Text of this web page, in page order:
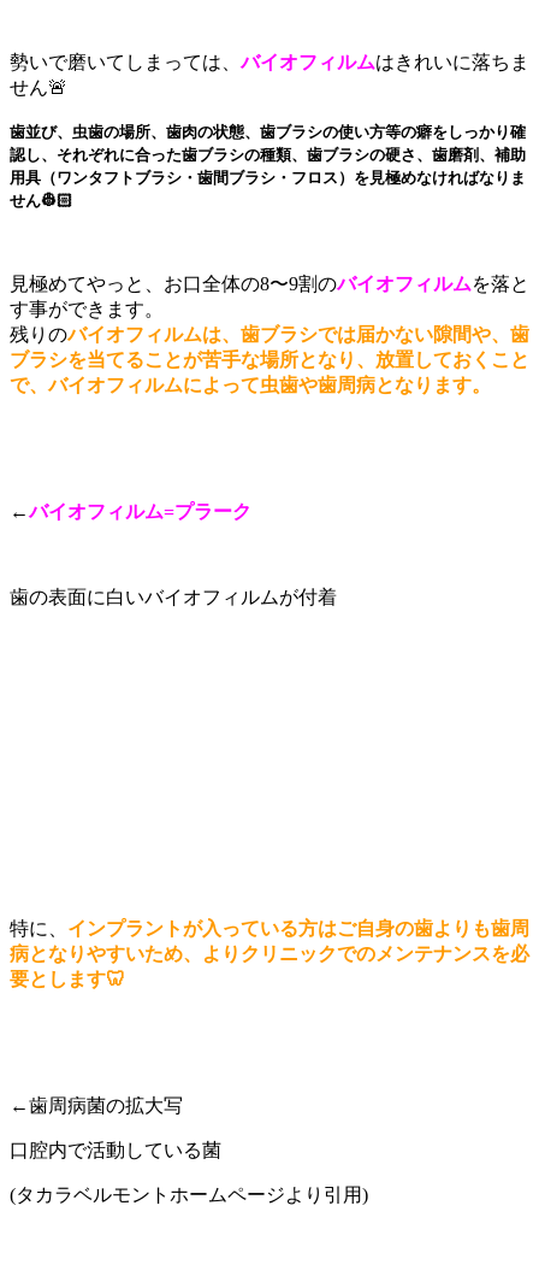
勢いで磨いてしまっては、バイオフィルムはきれいに落ちま
せん🚨
歯並び、虫歯の場所、歯肉の状態、歯ブラシの使い方等の癖をしっかり確
認し、それぞれに合った歯ブラシの種類、歯ブラシの硬さ、歯磨剤、補助
用具（ワンタフトブラシ・歯間ブラシ・フロス）を見極めなければなりま
せん👷🏻
見極めてやっと、お口全体の8〜9割のバイオフィルムを落と
す事ができます。
残りのバイオフィルムは、歯ブラシでは届かない隙間や、歯
ブラシを当てることが苦手な場所となり、放置しておくこと
で、バイオフィルムによって虫歯や歯周病となります。
←バイオフィルム=プラーク
歯の表面に白いバイオフィルムが付着
特に、 インプラントが入っている方はご自身の歯よりも歯周
病となりやすいため、よりクリニックでのメンテナンスを必
要とします🦷
←歯周病菌の拡大写
口腔内で活動している菌
(タカラベルモントホームページより引用)